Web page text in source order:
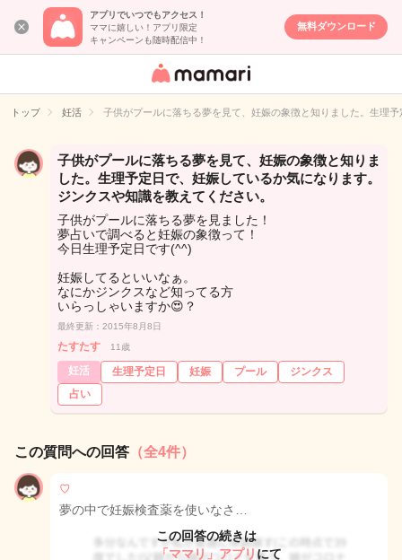
アプリでいつでもアクセス！
ママに嬉しい！アプリ限定
キャンペーンも随時配信中！
無料ダウンロード
女性専用匿名QA
イト
トップ 妊活 子供がプールに落ちる夢を見て、妊娠の象徴と知りました。生理
子供がプールに落ちる夢を見て、妊娠の象徴と知りま
した。生理予定日で、妊娠しているか気になります。
ジンクスや知識を教えてください。
子供がプールに落ちる夢を見ました！
夢占いで調べると妊娠の象徴って！
今日生理予定日です(^^)
妊娠してるといいなぁ。
なにかジンクスなど知ってる方
いらっしゃいますか😍？
最終更新：2015年8月8日
たすたす 11歳
妊活 生理予定日 妊娠 プール
ジンクス
占い
この質問への回答 （全4件）
♡
夢の中で妊娠検査薬を使いなさ…
この回答の続きは
「ママリ」アプリ にて